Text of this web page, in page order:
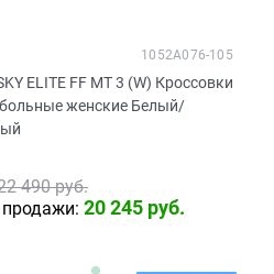
ELITE FF MT 3 (W) Кроссовки
женские Белый/
1052A076-105
490 руб.
20 245 руб.